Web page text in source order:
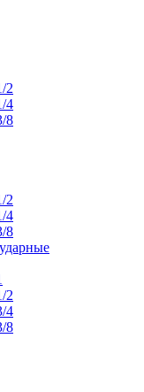
2
4
8
2
4
8
2
4
8